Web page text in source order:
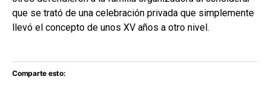
que se trató de una celebración privada que simplemente
llevó el concepto de unos XV años a otro nivel.
Comparte esto: